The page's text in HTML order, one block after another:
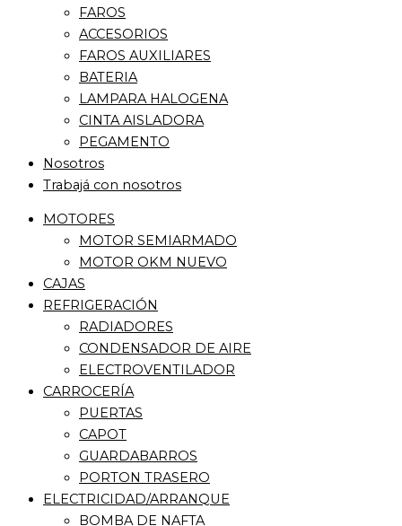
FAROS
ACCESORIOS
FAROS AUXILIARES
BATERIA
LAMPARA HALOGENA
CINTA AISLADORA
PEGAMENTO
Nosotros
Trabajá con nosotros
MOTORES
MOTOR SEMIARMADO
MOTOR OKM NUEVO
CAJAS
REFRIGERACIÓN
RADIADORES
CONDENSADOR DE AIRE
ELECTROVENTILADOR
CARROCERÍA
PUERTAS
CAPOT
GUARDABARROS
PORTON TRASERO
ELECTRICIDAD/ARRANQUE
BOMBA DE NAFTA